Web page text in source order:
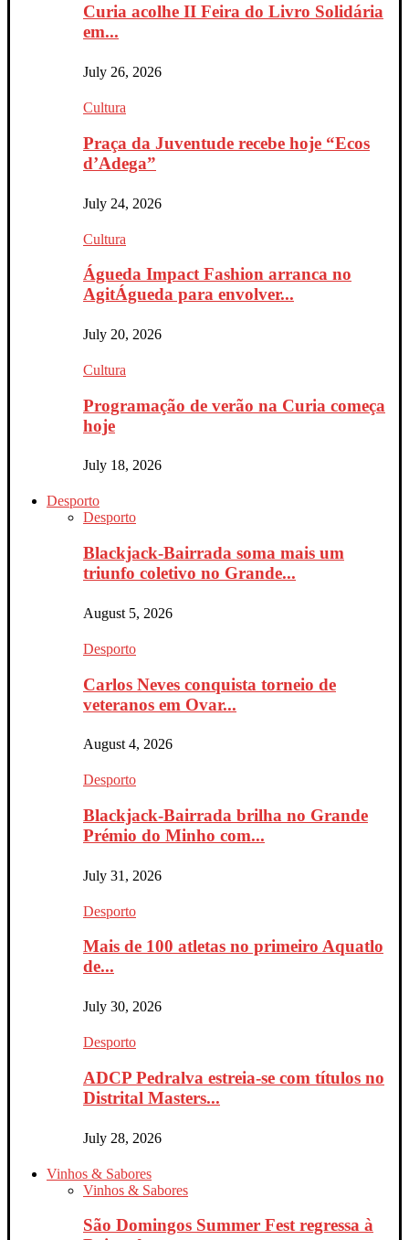
Curia acolhe II Feira do Livro Solidária
em...
July 26, 2026
Cultura
Praça da Juventude recebe hoje “Ecos
d’Adega”
July 24, 2026
Cultura
Águeda Impact Fashion arranca no
AgitÁgueda para envolver...
July 20, 2026
Cultura
Programação de verão na Curia começa
hoje
July 18, 2026
Desporto
Desporto
Blackjack-Bairrada soma mais um
triunfo coletivo no Grande...
August 5, 2026
Desporto
Carlos Neves conquista torneio de
veteranos em Ovar...
August 4, 2026
Desporto
Blackjack-Bairrada brilha no Grande
Prémio do Minho com...
July 31, 2026
Desporto
Mais de 100 atletas no primeiro Aquatlo
de...
July 30, 2026
Desporto
ADCP Pedralva estreia-se com títulos no
Distrital Masters...
July 28, 2026
Vinhos & Sabores
Vinhos & Sabores
São Domingos Summer Fest regressa à